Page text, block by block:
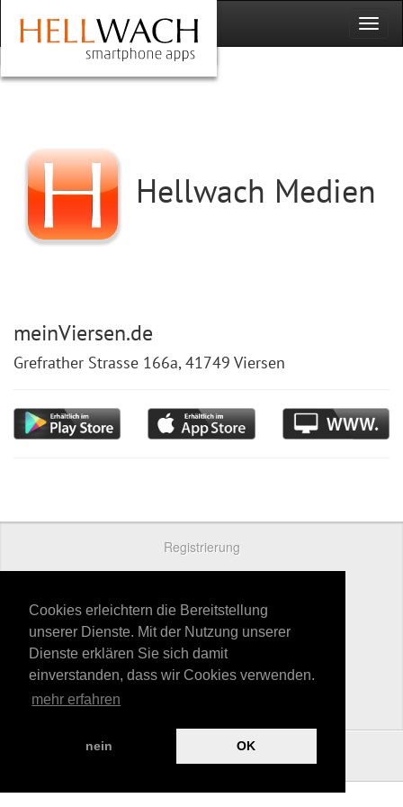
Cookies erleichtern die Bereitstellung
unserer Dienste. Mit der Nutzung unserer
Dienste erklären Sie sich damit
einverstanden, dass wir Cookies verwenden.
mehr erfahren
nein OK
Hellwach Medien
meinViersen.de
Grefrather Strasse 166a, 41749 Viersen
Registrierung
Kontakt
Datenschutz
AGB